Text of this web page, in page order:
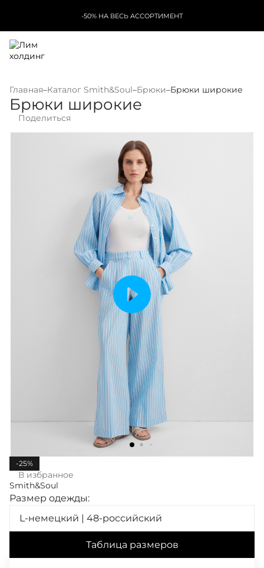
-50% НА ВЕСЬ АССОРТИМЕНТ
Главная–Каталог Smith&Soul–Брюки–Брюки широкие
Брюки широкие
Поделиться
-25%
В избранное
Smith&Soul
Размер одежды:
L-немецкий | 48-российский
Таблица размеров